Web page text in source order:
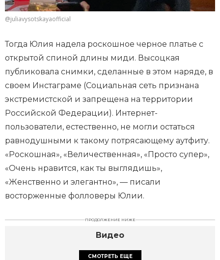
@juliavysotskayaofficial
Тогда Юлия надела роскошное черное платье с
открытой спиной длины миди. Высоцкая
публиковала снимки, сделанные в этом наряде, в
своем Инстаграме (Социальная сеть признана
экстремистской и запрещена на территории
Российской Федерации). Интернет-
пользователи, естественно, не могли остаться
равнодушными к такому потрясающему аутфиту.
«Роскошная», «Величественная», «Просто супер»,
«Очень нравится, как ты выглядишь»,
«Женственно и элегантно», — писали
восторженные фолловеры Юлии.
ПРОДОЛЖЕНИЕ НИЖЕ
Видео
СМОТРЕТЬ ЕЩЕ